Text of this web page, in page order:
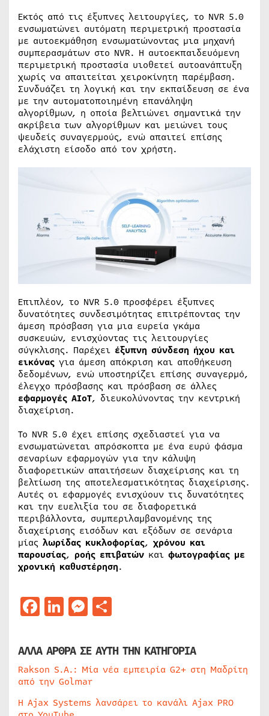
Εκτός από τις έξυπνες λειτουργίες, το NVR 5.0
ενσωματώνει αυτόματη περιμετρική προστασία
με αυτοεκμάθηση ενσωματώνοντας μια μηχανή
συμπερασμάτων στο NVR. Η αυτοεκπαιδευόμενη
περιμετρική προστασία υιοθετεί αυτοανάπτυξη
χωρίς να απαιτείται χειροκίνητη παρέμβαση.
Συνδυάζει τη λογική και την εκπαίδευση σε ένα
με την αυτοματοποιημένη επανάληψη
αλγορίθμων, η οποία βελτιώνει σημαντικά την
ακρίβεια των αλγορίθμων και μειώνει τους
ψευδείς συναγερμούς, ενώ απαιτεί επίσης
ελάχιστη είσοδο από τον χρήστη.
Επιπλέον, το NVR 5.0 προσφέρει έξυπνες
δυνατότητες συνδεσιμότητας επιτρέποντας την
άμεση πρόσβαση για μια ευρεία γκάμα
συσκευών, ενισχύοντας τις λειτουργίες
σύγκλισης. Παρέχει έξυπνη σύνδεση ήχου και
εικόνας για άμεση απόκριση και αποθήκευση
δεδομένων, ενώ υποστηρίζει επίσης συναγερμό,
έλεγχο πρόσβασης και πρόσβαση σε άλλες
εφαρμογές AIoT, διευκολύνοντας την κεντρική
διαχείριση.
Το NVR 5.0 έχει επίσης σχεδιαστεί για να
ενσωματώνεται απρόσκοπτα με ένα ευρύ φάσμα
σεναρίων εφαρμογών για την κάλυψη
διαφορετικών απαιτήσεων διαχείρισης και τη
βελτίωση της αποτελεσματικότητας διαχείρισης.
Αυτές οι εφαρμογές ενισχύουν τις δυνατότητες
και την ευελιξία του σε διαφορετικά
περιβάλλοντα, συμπεριλαμβανομένης της
διαχείρισης εισόδων και εξόδων σε σενάρια
μίας λωρίδας κυκλοφορίας, χρόνου και
παρουσίας, ροής επιβατών και φωτογραφίας με
χρονική καθυστέρηση.
Facebook
LinkedIn
Messenger
ΑΛΛΑ ΑΡΘΡΑ ΣΕ ΑΥΤΗ ΤΗΝ ΚΑΤΗΓΟΡΙΑ
Rakson S.A.: Μία νέα εμπειρία G2+ στη Μαδρίτη
από την Golmar
Η Ajax Systems λανσάρει το κανάλι Ajax PRO